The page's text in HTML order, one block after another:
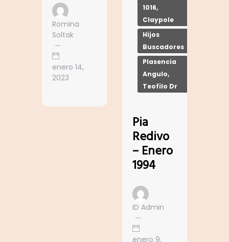
Romina
Soltak
enero 14,
2023
1016,
Claypole
Hijos
Buscadores
Plasencia
Angulo,
Teofilo Dr
Pia
Redivo
– Enero
1994
ID Admin
enero 9,